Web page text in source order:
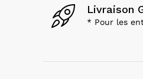
Livraison
* Pour les